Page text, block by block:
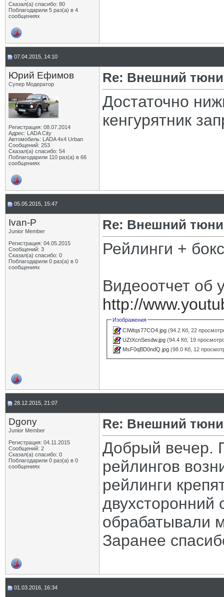
Сказал(а) спасибо: 80
Поблагодарили 5 раз(а) в 4
сообщениях
07.04.2015, 14:10
Юрий Ефимов
Супер Модератор
Регистрация: 08.07.2014
Адрес: LADA City
Автомобиль: LADA 4x4 Urban
Сообщений: 253
Сказал(а) спасибо: 54
Поблагодарили 110 раз(а) в 66
сообщениях
Re: Внешний
Достаточно
кенгурятник
05.05.2015, 15:47
Ivan-P
Junior Member
Регистрация: 04.05.2015
Сообщений: 3
Сказал(а) спасибо: 0
Поблагодарили 0 раз(а) в 0
сообщениях
Re: Внешний
Рейлинги +
Видеоотчет об
http://
Изображения
CIWtqs77CO4.jpg (94.2 Кб, 22
UZtXcnSesdw.jpg (94.4 Кб, 19
MsF0qBD0ndQ.jpg (98.0 Кб, 12
28.12.2015, 21:07
Dgony
Junior Member
Регистрация: 04.11.2015
Сообщений: 2
Сказал(а) спасибо: 0
Поблагодарили 0 раз(а) в 0
сообщениях
Re: Внешний
Добрый вечер.
рейлингов
рейлинги
двухсторонний
обрабатывали
Заранее
01.03.2016, 16:34